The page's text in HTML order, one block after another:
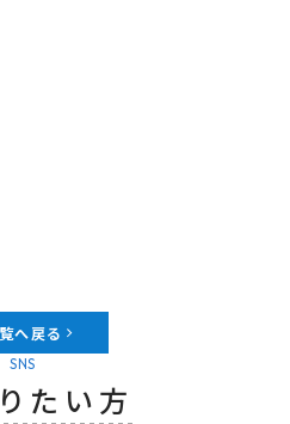
へ戻る
SNS
たい方